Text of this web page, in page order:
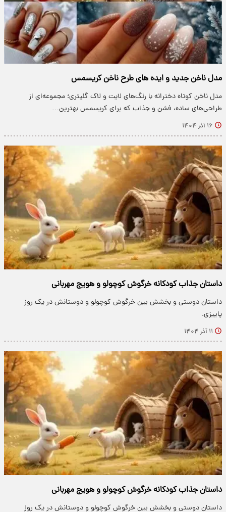
مدل ناخن جدید و ایده های طرح ناخن کریسمس
مدل ناخن کوتاه دخترانه با رنگ‌های لایت و لاک گلیتری؛ مجموعه‌ای از
طراحی‌های ساده، فشن و جذاب که برای کریسمس بهترین…
۱۶ آذر ۱۴۰۴
داستان جذاب کودکانه خرگوش کوچولو و هویج مهربانی
داستان دوستی و بخشش بین خرگوش کوچولو و دوستانش در یک روز
پاییزی.
۱۱ آذر ۱۴۰۴
داستان جذاب کودکانه خرگوش کوچولو و هویج مهربانی
داستان دوستی و بخشش بین خرگوش کوچولو و دوستانش در یک روز